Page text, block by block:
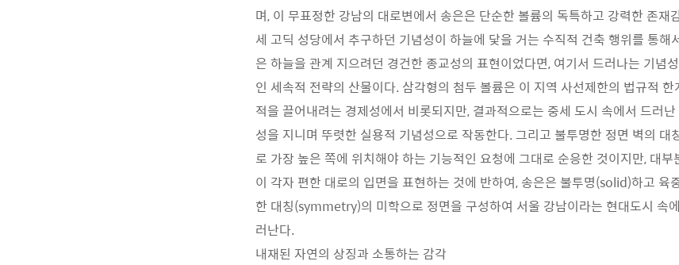
며, 이 무표정한 강남의 대로변에서 송은은 단순한 볼륨의 독특하고 강력한 존재
세 고딕 성당에서 추구하던 기념성이 하늘에 닻을 거는 수직적 건축 행위를 통해
은 하늘을 관계 지으려던 경건한 종교성의 표현이었다면, 여기서 드러나는 기념
인 세속적 전략의 산물이다. 삼각형의 첨두 볼륨은 이 지역 사선제한의 법규적
적을 끌어내려는 경제성에서 비롯되지만, 결과적으로는 중세 도시 속에서 드러
성을 지니며 뚜렷한 실용적 기념성으로 작동한다. 그리고 불투명한 정면 벽의 대
로 가장 높은 쪽에 위치해야 하는 기능적인 요청에 그대로 순응한 것이지만, 대
이 각자 편한 대로의 입면을 표현하는 것에 반하여, 송은은 불투명(solid)하고 육
한 대칭(symmetry)의 미학으로 정면을 구성하여 서울 강남이라는 현대도시 속
러난다.
내재된 자연의 상징과 소통하는 감각